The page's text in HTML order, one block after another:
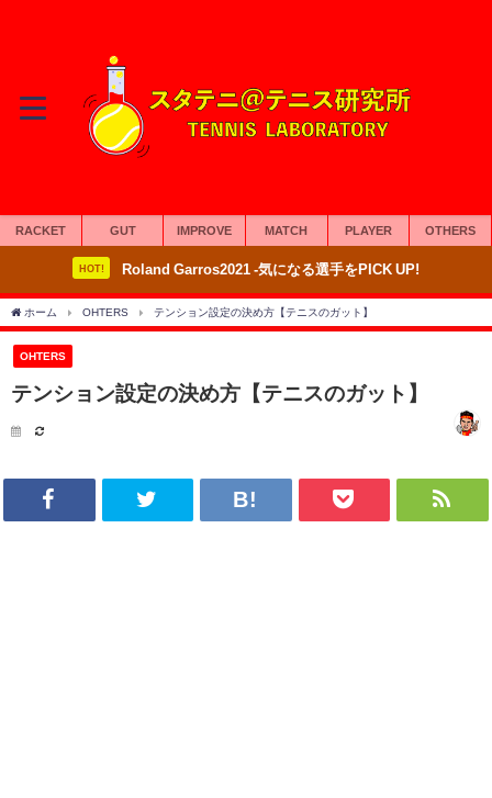
RACKET GUT IMPROVE MATCH PLAYER OTHERS
HOT! Roland Garros2021 -気になる選手をPICK UP!
ホーム OHTERS テンション設定の決め方【テニスのガット】
OHTERS
テンション設定の決め方【テニスのガット】